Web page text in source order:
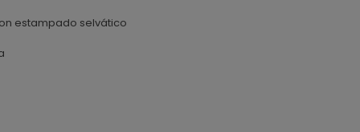
estampado selvático